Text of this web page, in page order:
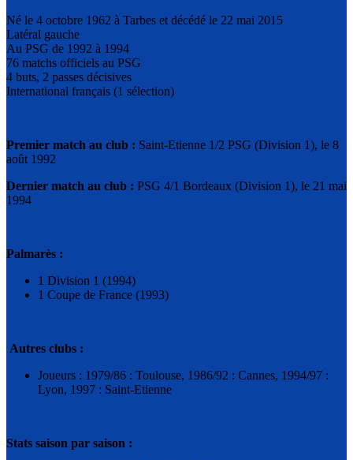
Né le 4 octobre 1962 à Tarbes et décédé le 22 mai 2015
Latéral gauche
Au PSG de 1992 à 1994
76 matchs officiels au PSG
4 buts, 2 passes décisives
International français (1 sélection)
Premier match au club : Saint-Etienne 1/2 PSG (Division 1), le 8
août 1992
Dernier match au club : PSG 4/1 Bordeaux (Division 1), le 21 mai
1994
Palmarès :
1 Division 1 (1994)
1 Coupe de France (1993)
Autres clubs :
Joueurs : 1979/86 : Toulouse, 1986/92 : Cannes, 1994/97 :
Lyon, 1997 : Saint-Etienne
Stats saison par saison :